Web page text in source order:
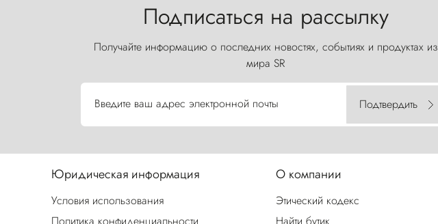
Подписаться на рассылку
Получайте информацию о последних новостях, событиях и продуктах из
мира SR
Введите ваш адрес электронной почты Подтвердить
Юридическая информация
Условия использования
О компании
Этический кодекс